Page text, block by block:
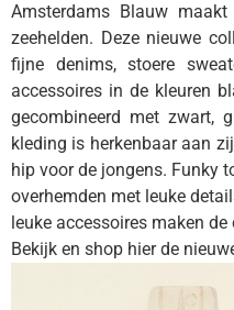
Amsterdams Blauw
zeehelden. Deze nieuwe
fijne denims, stoere
accessoires in de kleuren
gecombineerd met zwart,
kleding is herkenbaar aan
hip voor de jongens. Funky
overhemden met leuke
leuke accessoires maken
Bekijk en shop hier de